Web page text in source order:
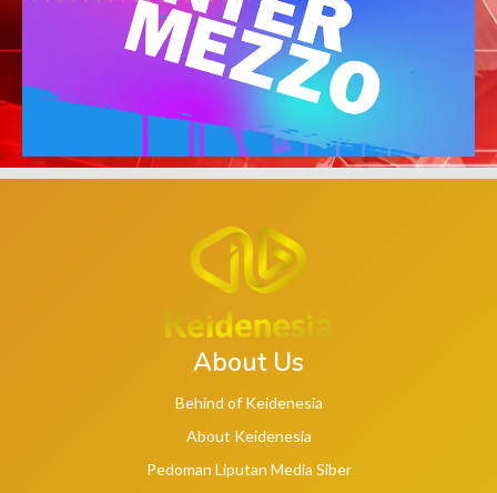
About Us
Behind of Keidenesia
About Keidenesia
Pedoman Liputan Media Siber